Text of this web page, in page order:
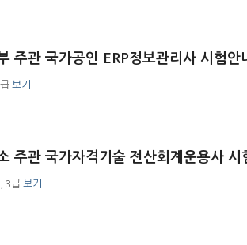
주관 국가공인 ERP정보관리사 시험안
보기
주관 국가자격기술 전산회계운용사 시
3급보기